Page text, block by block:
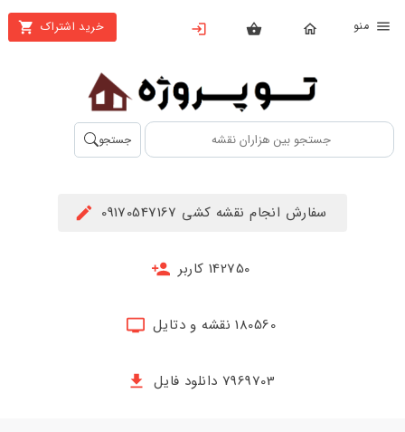
خرید اشتراک
بستن
محصولات
تهیه
اشتراک
جستجو
سفارش انجام نقشه کشی 09170547167
142750 کاربر
180560 نقشه و دتایل
7969703 دانلود فایل